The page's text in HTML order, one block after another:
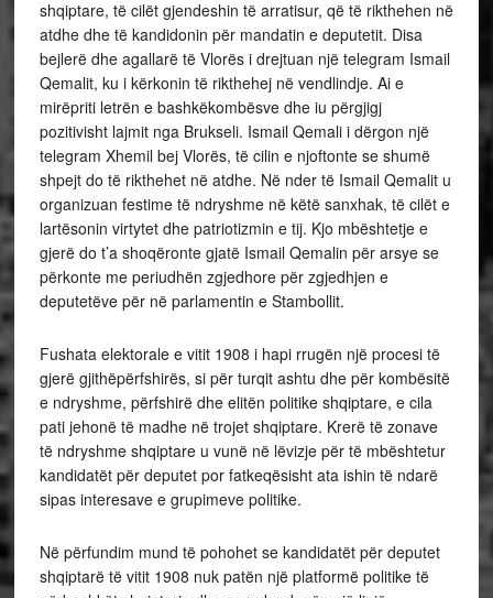
shqiptare, të cilët gjendeshin të arratisur, që të rikthehen në
atdhe dhe të kandidonin për mandatin e deputetit. Disa
bejlerë dhe agallarë të Vlorës i drejtuan një telegram Ismail
Qemalit, ku i kërkonin të rikthehej në vendlindje. Ai e
mirëpriti letrën e bashkëkombësve dhe iu përgjigj
pozitivisht lajmit nga Brukseli. Ismail Qemali i dërgon një
telegram Xhemil bej Vlorës, të cilin e njoftonte se shumë
shpejt do të rikthehet në atdhe. Në nder të Ismail Qemalit u
organizuan festime të ndryshme në këtë sanxhak, të cilët e
lartësonin virtytet dhe patriotizmin e tij. Kjo mbështetje e
gjerë do t’a shoqëronte gjatë Ismail Qemalin për arsye se
përkonte me periudhën zgjedhore për zgjedhjen e
deputetëve për në parlamentin e Stambollit.
Fushata elektorale e vitit 1908 i hapi rrugën një procesi të
gjerë gjithëpërfshirës, si për turqit ashtu dhe për kombësitë
e ndryshme, përfshirë dhe elitën politike shqiptare, e cila
pati jehonë të madhe në trojet shqiptare. Krerë të zonave
të ndryshme shqiptare u vunë në lëvizje për të mbështetur
kandidatët për deputet por fatkeqësisht ata ishin të ndarë
sipas interesave e grupimeve politike.
Në përfundim mund të pohohet se kandidatët për deputet
shqiptarë të vitit 1908 nuk patën një platformë politike të